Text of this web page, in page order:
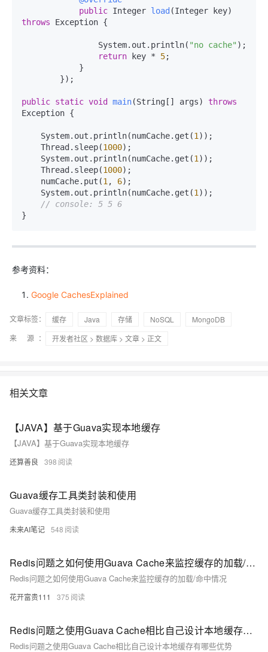
public Integer load (Integer key)
throws Exception {
                System.out.println(
"no cache" );
return key * 5;
public static void main(String[] args)
throws
Exception {
    System.out.println(numCache.get(
1 ));
    Thread.sleep(
1000);
    System.out.println(numCache.get(
1 ));
    Thread.sleep(
1000);
    numCache.put(
1 , 6);
    System.out.println(numCache.get(
1 ));
// console: 5 5 6
参考资料：
Google CachesExplained
文章标签： 缓存 Java 存储 NoSQL
MongoDB
来 源：
开发者社区 > 数据库 > 文章 > 正文
相关文章
【JAVA】基于Guava实现本地缓存
【JAVA】基于Guava实现本地缓存
还算善良 398
Guava缓存工具类封装和使用
Guava缓存工具类封装和使用
未来AI笔记 548
Redis问题之如何使用Guava Cache来监控缓存的加载/命中情况
Redis问题之如何使用Guava Cache来监控缓存的加载/命中情况
花开富贵111 375
Redis问题之使用Guava Cache相比自己设计本地缓存有哪些优势
Redis问题之使用Guava Cache相比自己设计本地缓存有哪些优势